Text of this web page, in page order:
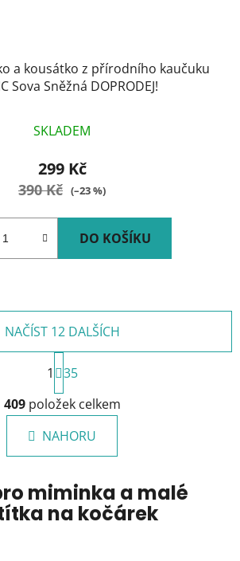
a kousátko z přírodního kaučuku
Sova Sněžná DOPRODEJ!
SKLADEM
299 Kč
390 Kč (–23 %)
DO KOŠÍKU
O
v
l
á
d
c
í
NAČÍST 12 DALŠÍCH
S
t
r
á
n
k
n
í
1
35
409položek celkem
NAHORU
miminka a malé
na kočárek